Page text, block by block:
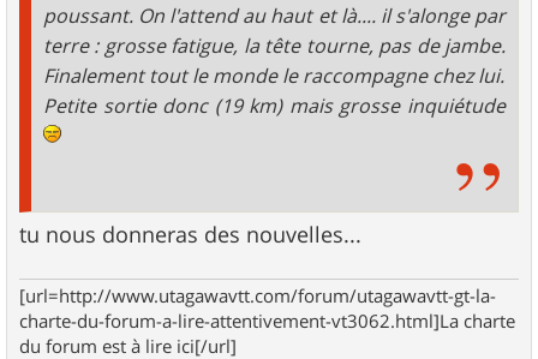
poussant. On l'attend au haut et là.... il s'alonge par
terre : grosse fatigue, la tête tourne, pas de jambe.
Finalement tout le monde le raccompagne chez lui.
Petite sortie donc (19 km) mais grosse inquiétude
tu nous donneras des nouvelles...
[url=http://www.utagawavtt.com/forum/utagawavtt-gt-la-
charte-du-forum-a-lire-attentivement-vt3062.html]La charte
du forum est à lire ici[/url]